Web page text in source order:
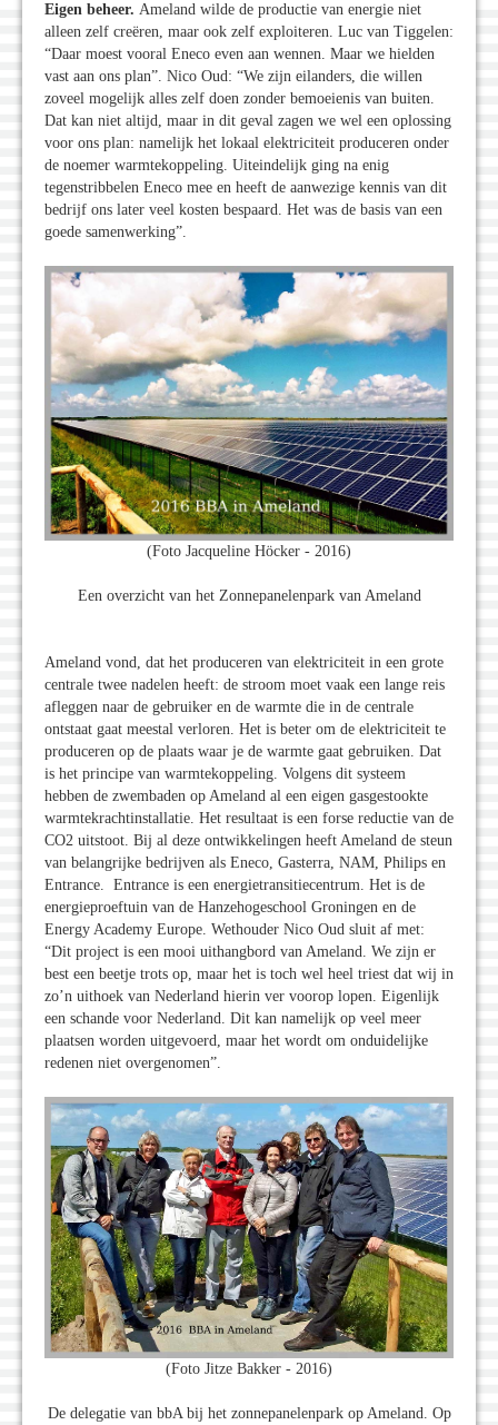
Eigen beheer. Ameland wilde de productie van energie niet
alleen zelf creëren, maar ook zelf exploiteren. Luc van Tiggelen:
“Daar moest vooral Eneco even aan wennen. Maar we hielden
vast aan ons plan”. Nico Oud: “We zijn eilanders, die willen
zoveel mogelijk alles zelf doen zonder bemoeienis van buiten.
Dat kan niet altijd, maar in dit geval zagen we wel een oplossing
voor ons plan: namelijk het lokaal elektriciteit produceren onder
de noemer warmtekoppeling. Uiteindelijk ging na enig
tegenstribbelen Eneco mee en heeft de aanwezige kennis van dit
bedrijf ons later veel kosten bespaard. Het was de basis van een
goede samenwerking”.
(Foto Jacqueline Höcker - 2016)
Een overzicht van het Zonnepanelenpark van Ameland
Ameland vond, dat het produceren van elektriciteit in een grote
centrale twee nadelen heeft: de stroom moet vaak een lange reis
afleggen naar de gebruiker en de warmte die in de centrale
ontstaat gaat meestal verloren. Het is beter om de elektriciteit te
produceren op de plaats waar je de warmte gaat gebruiken. Dat
is het principe van warmtekoppeling. Volgens dit systeem
hebben de zwembaden op Ameland al een eigen gasgestookte
warmtekrachtinstallatie. Het resultaat is een forse reductie van de
CO2 uitstoot. Bij al deze ontwikkelingen heeft Ameland de steun
van belangrijke bedrijven als Eneco, Gasterra, NAM, Philips en
Entrance. Entrance is een energietransitiecentrum. Het is de
energieproeftuin van de Hanzehogeschool Groningen en de
Energy Academy Europe. Wethouder Nico Oud sluit af met:
“Dit project is een mooi uithangbord van Ameland. We zijn er
best een beetje trots op, maar het is toch wel heel triest dat wij in
zo’n uithoek van Nederland hierin ver voorop lopen. Eigenlijk
een schande voor Nederland. Dit kan namelijk op veel meer
plaatsen worden uitgevoerd, maar het wordt om onduidelijke
redenen niet overgenomen”.
(Foto Jitze Bakker - 2016)
De delegatie van bbA bij het zonnepanelenpark op Ameland. Op